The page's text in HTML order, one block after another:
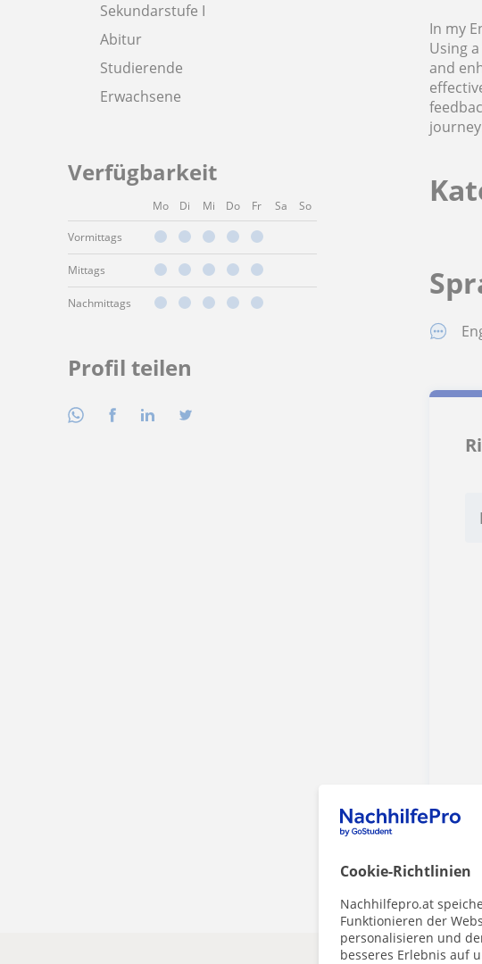
Cookie-Richtlinien
Nachhilfepro.at
Funktionieren der
personalisieren und
besseres Erlebnis auf
Sekundarstufe I
Abitur
Studierende
Erwachsene
Verfügbarkeit
Mo Di Mi Do Fr Sa So
Vormittags
Mittags
Nachmittags
Profil teilen
In my
Using
and